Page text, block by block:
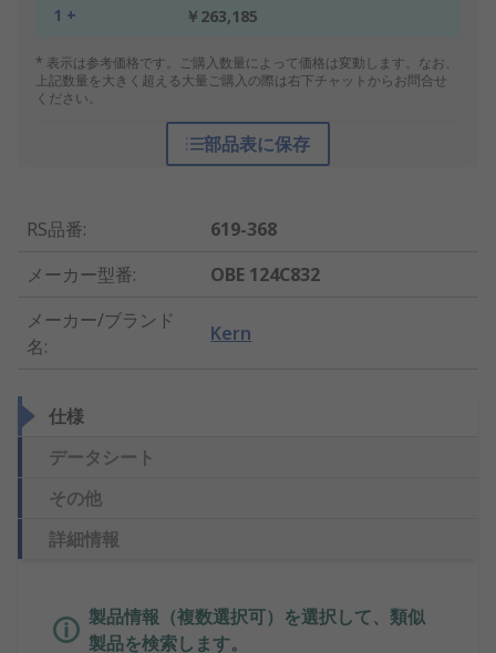
1 + ￥263,185
* 表示は参考価格です。ご購入数量によって価格は変動します。なお、
上記数量を大きく超える大量ご購入の際は右下チャットからお問合せ
ください。
部品表に保存
RS品番:
619-368
メーカー型番:
OBE 124C832
メーカー/ブランド
名:
Kern
仕様
データシート
その他
詳細情報
製品情報（複数選択可）を選択して、類似
製品を検索します。